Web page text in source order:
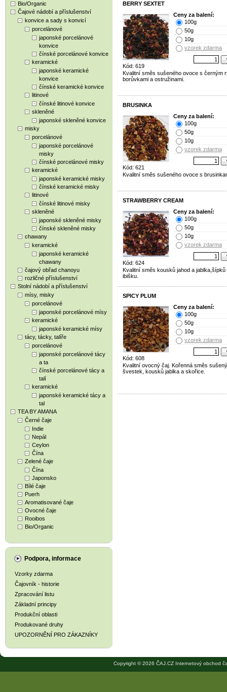
Bio/Organic
Čajové nádobí a příslušenství
konvice a sady s konvicí
porcelánové
japonské porcelánové
konvice
čínské porcelánové konvice
keramické
japonské keramické
konvice
čínské keramické konvice
litinové
čínské litinové konvice
skleněné
japonské skleněné konvice
misky
porcelánové
japonské porcelánové
misky
čínské porcelánové misky
keramické
japonské keramické misky
čínské keramické misky
litinové
čínské litinové misky
skleněné
japonské skleněné misky
čínské skleněné misky
chawany
keramické
japonské keramické
chawany
čajový obřad chanoyu
rozličné příslušenství
Stolní nádobí a příslušenství
mísy, misky
porcelánové
japonské porcelánové mísy
keramické
japonské keramické mísy
tácy, tácky, talíře
porcelánové
japonské porcelánové tácy
a ta
čínské porcelánové tácy a
talí
keramické
japonské keramické tácy a
tal
TEA BY AMANA
Černé čaje
Indie
Nepál
Ceylon
Čína
Zelené čaje
Čína
Japonsko
Bílé čaje
Puerh
Aromatisované čaje
Ovocné čaje
Rooibos
Bio/Organic
Podpora, informace
Vzorky zdarma
Čajovník - historie
Zpracování listu
Základní principy
Produkční oblasti
Produkované druhy
UPOZORNĚNÍ PRO ZÁKAZNÍKY
BERRY SEXTET
Kód: 619
Ceny za balení:
100g
50g
10g
vzorek zdarma
Kvalitní směs sušeného ovoce s černým
borůvkami a ostružinami.
BRUSINKA
Kód: 621
Ceny za balení:
100g
50g
10g
vzorek zdarma
Kvalitní směs sušeného ovoce s
STRAWBERRY CREAM
Kód: 624
Ceny za balení:
100g
50g
10g
vzorek zdarma
Kvalitní směs kousků jahod a jablka,šípků
ibišku.
SPICY PLUM
Kód: 608
Ceny za balení:
100g
50g
10g
vzorek zdarma
Kvalitní ovocný čaj. Kořenná směs
švestek, kousků jablka a skořice.
Copyright © 2026 ČAJ.CZ Internetový obchod